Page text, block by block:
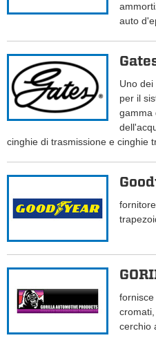
auto
Uno
per il
gamma
cinghie di trasmissione e cinghie
cerchio